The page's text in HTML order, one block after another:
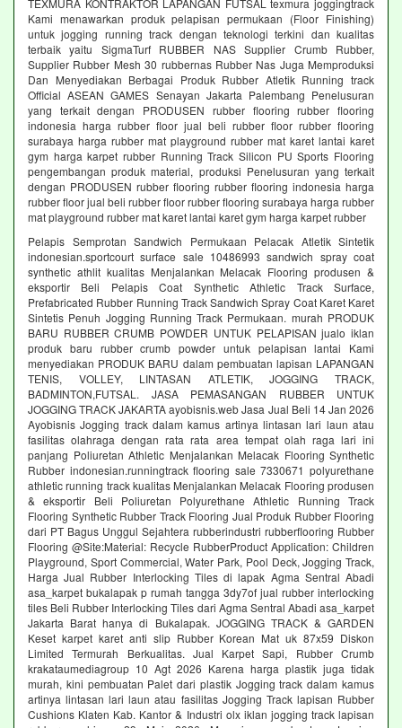
TEXMURA KONTRAKTOR LAPANGAN FUTSAL texmura joggingtrack
Kami menawarkan produk pelapisan permukaan (Floor Finishing)
untuk jogging running track dengan teknologi terkini dan kualitas
terbaik yaitu SigmaTurf RUBBER NAS Supplier Crumb Rubber,
Supplier Rubber Mesh 30 rubbernas Rubber Nas Juga Memproduksi
Dan Menyediakan Berbagai Produk Rubber Atletik Running track
Official ASEAN GAMES Senayan Jakarta Palembang Penelusuran
yang terkait dengan PRODUSEN rubber flooring rubber flooring
indonesia harga rubber floor jual beli rubber floor rubber flooring
surabaya harga rubber mat playground rubber mat karet lantai karet
gym harga karpet rubber Running Track Silicon PU Sports Flooring
pengembangan produk material, produksi Penelusuran yang terkait
dengan PRODUSEN rubber flooring rubber flooring indonesia harga
rubber floor jual beli rubber floor rubber flooring surabaya harga rubber
mat playground rubber mat karet lantai karet gym harga karpet rubber
Pelapis Semprotan Sandwich Permukaan Pelacak Atletik Sintetik
indonesian.sportcourt surface sale 10486993 sandwich spray coat
synthetic athlit kualitas Menjalankan Melacak Flooring produsen &
eksportir Beli Pelapis Coat Synthetic Athletic Track Surface,
Prefabricated Rubber Running Track Sandwich Spray Coat Karet Karet
Sintetis Penuh Jogging Running Track Permukaan. murah PRODUK
BARU RUBBER CRUMB POWDER UNTUK PELAPISAN jualo iklan
produk baru rubber crumb powder untuk pelapisan lantai Kami
menyediakan PRODUK BARU dalam pembuatan lapisan LAPANGAN
TENIS, VOLLEY, LINTASAN ATLETIK, JOGGING TRACK,
BADMINTON,FUTSAL. JASA PEMASANGAN RUBBER UNTUK
JOGGING TRACK JAKARTA ayobisnis.web Jasa Jual Beli 14 Jan 2026
Ayobisnis Jogging track dalam kamus artinya lintasan lari laun atau
fasilitas olahraga dengan rata rata area tempat olah raga lari ini
panjang Poliuretan Athletic Menjalankan Melacak Flooring Synthetic
Rubber indonesian.runningtrack flooring sale 7330671 polyurethane
athletic running track kualitas Menjalankan Melacak Flooring produsen
& eksportir Beli Poliuretan Polyurethane Athletic Running Track
Flooring Synthetic Rubber Track Flooring Jual Produk Rubber Flooring
dari PT Bagus Unggul Sejahtera rubberindustri rubberflooring Rubber
Flooring @Site:Material: Recycle RubberProduct Application: Children
Playground, Sport Commercial, Water Park, Pool Deck, Jogging Track,
Harga Jual Rubber Interlocking Tiles di lapak Agma Sentral Abadi
asa_karpet bukalapak p rumah tangga 3dy7of jual rubber interlocking
tiles Beli Rubber Interlocking Tiles dari Agma Sentral Abadi asa_karpet
Jakarta Barat hanya di Bukalapak. JOGGING TRACK & GARDEN
Keset karpet karet anti slip Rubber Korean Mat uk 87x59 Diskon
Limited Termurah Berkualitas. Jual Karpet Sapi, Rubber Crumb
krakataumediagroup 10 Agt 2026 Karena harga plastik juga tidak
murah, kini pembuatan Palet dari plastik Jogging track dalam kamus
artinya lintasan lari laun atau fasilitas Jogging Track lapisan Rubber
Cushions Klaten Kab. Kantor & Industri olx iklan jogging track lapisan